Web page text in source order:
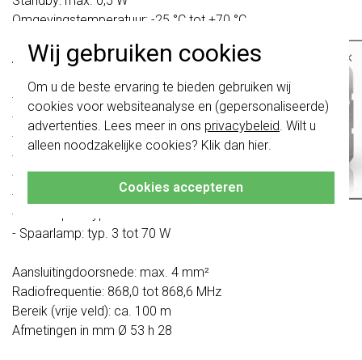
Wij gebruiken cookies
Om u de beste ervaring te bieden gebruiken wij
cookies voor websiteanalyse en (gepersonaliseerde)
advertenties. Lees meer in ons privacybeleid. Wilt u
alleen noodzakelijke cookies? Klik dan hier.
Cookies accepteren
Omgevingstemperatuur: -25 °C tot +70 °C
Aansluitvermogen:
- Gloeilampen: 20 tot 250 W
- HV-halogeen: 20 tot 250 W
- gewikkelde trafo: 20 tot 250 VA
- gewikkelde trafo met LV-led: 20 tot 100 VA
- Gira Tronic-trafo: 20 tot 250 W
- elektronische trafo met LV-led: typ. 20 tot 100 W
- Ledlampen: typ. 3 tot 70 W
- Spaarlamp: typ. 3 tot 70 W
Aansluitingdoorsnede: max. 4 mm²
Radiofrequentie: 868,0 tot 868,6 MHz
Bereik (vrije veld): ca. 100 m
Afmetingen in mm Ø 53 h 28
×
schakelwippen zijn vernieuwd. Ze zijn
niette combineren met de schakelaars
van vóór augustus 2024.
Klik hiervoor meer informatie, zodat je